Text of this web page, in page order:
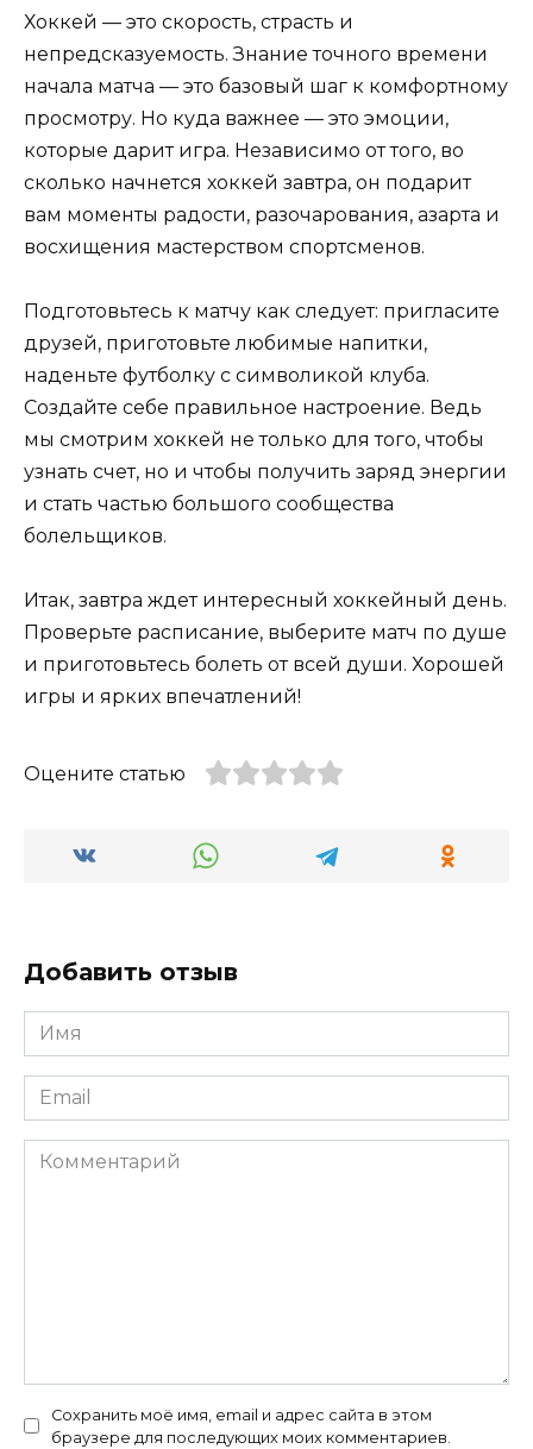
Хоккей — это скорость, страсть и
непредсказуемость. Знание точного времени
начала матча — это базовый шаг к комфортному
просмотру. Но куда важнее — это эмоции,
которые дарит игра. Независимо от того, во
сколько начнется хоккей завтра, он подарит
вам моменты радости, разочарования, азарта и
восхищения мастерством спортсменов.
Подготовьтесь к матчу как следует: пригласите
друзей, приготовьте любимые напитки,
наденьте футболку с символикой клуба.
Создайте себе правильное настроение. Ведь
мы смотрим хоккей не только для того, чтобы
узнать счет, но и чтобы получить заряд энергии
и стать частью большого сообщества
болельщиков.
Итак, завтра ждет интересный хоккейный день.
Проверьте расписание, выберите матч по душе
и приготовьтесь болеть от всей души. Хорошей
игры и ярких впечатлений!
Оцените статью
Добавить отзыв
Имя
*
Email
*
Комментарий
Сохранить моё имя, email и адрес сайта в этом
браузере для последующих моих комментариев.